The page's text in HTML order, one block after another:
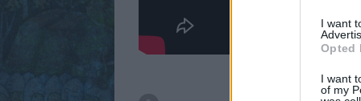
I want
Opted
I want
of my